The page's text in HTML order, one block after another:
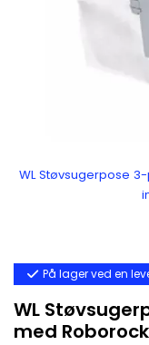
WL Støvsugerpose
På lager ved en
WL
med Roborock